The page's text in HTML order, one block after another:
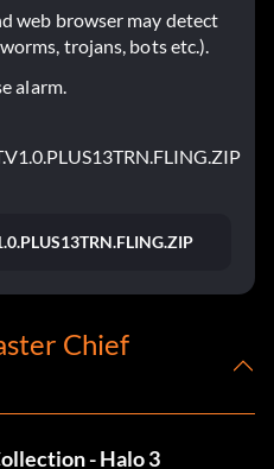
web browser may detect
trojans, bots etc.).
alarm.
Chief
- Halo 3